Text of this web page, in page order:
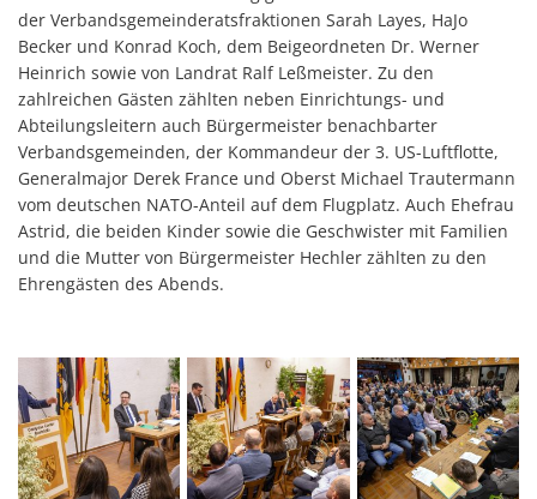
der Verbandsgemeinderatsfraktionen Sarah Layes, HaJo
Becker und Konrad Koch, dem Beigeordneten Dr. Werner
Heinrich sowie von Landrat Ralf Leßmeister. Zu den
zahlreichen Gästen zählten neben Einrichtungs- und
Abteilungsleitern auch Bürgermeister benachbarter
Verbandsgemeinden, der Kommandeur der 3. US-Luftflotte,
Generalmajor Derek France und Oberst Michael Trautermann
vom deutschen NATO-Anteil auf dem Flugplatz. Auch Ehefrau
Astrid, die beiden Kinder sowie die Geschwister mit Familien
und die Mutter von Bürgermeister Hechler zählten zu den
Ehrengästen des Abends.